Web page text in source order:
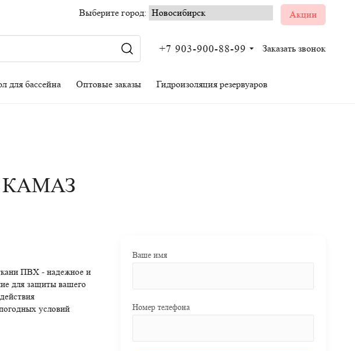
Выберите город: Акции
+7 903-900-88-99 Заказать звонок
для бассейна Оптовые заказы Гидроизоляция резервуаров
КАМАЗ
ПВХ - надежное и
для защиты вашего
условий
Ваше имя
Номер телефона